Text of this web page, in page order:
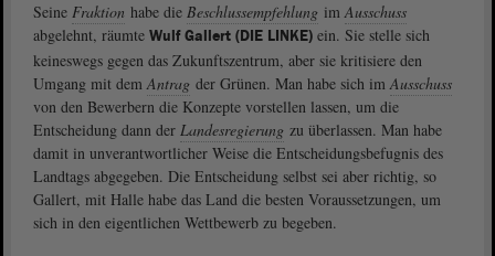
Seine Fraktion habe die Beschlussempfehlung imAusschuss
abgelehnt, räumte Wulf Gallert (DIE LINKE) ein. Sie stelle sich
keineswegs gegen das Zukunftszentrum, aber sie kritisiere den
Umgang mit demAntrag der Grünen. Man habe sich imAusschuss
von den Bewerbern die Konzepte vorstellen lassen, um die
Entscheidung dann der Landesregierung zu überlassen. Man habe
damit in unverantwortlicher Weise die Entscheidungsbefugnis des
Landtags abgegeben. Die Entscheidung selbst sei aber richtig, so
Gallert, mit Halle habe das Land die besten Voraussetzungen, um
sich in den eigentlichen Wettbewerb zu begeben.